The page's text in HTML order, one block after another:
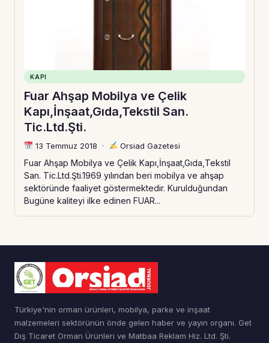
KAPI
Fuar Ahşap Mobilya ve Çelik
Kapı,İnşaat,Gıda,Tekstil San.
Tic.Ltd.Şti.
13 Temmuz 2018 · Orsiad Gazetesi
Fuar Ahşap Mobilya ve Çelik Kapı,İnşaat,Gıda,Tekstil
San. Tic.Ltd.Şti.1969 yılından beri mobilya ve ahşap
sektöründe faaliyet göstermektedir. Kurulduğundan
Bugüne kaliteyi ilke edinen FUAR...
Türkiye'nin orman ürünleri, mobilya, parke ve inşaat
malzemeleri sektörünün önde gelen haber ve yayın organı. Get
Dış Ticaret Orman Ürünleri ve Matbaa Reklam Hiz. Ltd. Şti.